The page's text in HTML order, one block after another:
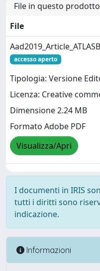
File in questo
File
accesso aperto
Tipologia: Versione
Licenza: Creative
Dimensione 2.24 MB
Formato Adobe PDF
Visualizza/Apri
I documenti in IRIS
tutti i diritti sono
indicazione.
Informazioni